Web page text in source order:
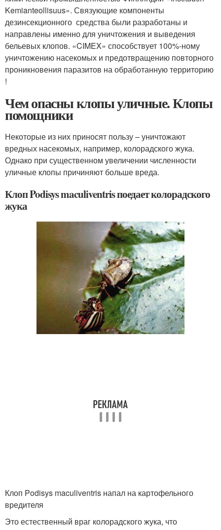
Kemianteollisuus». Связующие компоненты
дезинсекционного средства были разработаны и
направлены именно для уничтожения и выведения
бельевых клопов. «CIMEX» способствует 100%-ному
уничтожению насекомых и предотвращению повторного
проникновения паразитов на обработанную территорию
!
Чем опасны клопы уличные. Клопы
помощники
Некоторые из них приносят пользу – уничтожают
вредных насекомых, например, колорадского жука.
Однако при существенном увеличении численности
уличные клопы причиняют больше вреда.
Клоп Podisys maculiventris поедает колорадского
жука
Клоп Podisys maculiventris напал на картофельного
вредителя
Это естественный враг колорадского жука, что